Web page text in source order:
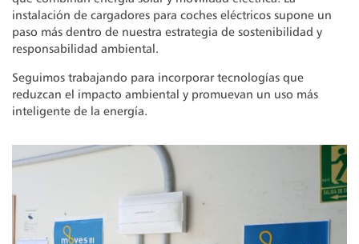
instalación de cargadores para coches eléctricos supone un
paso más dentro de nuestra estrategia de sostenibilidad y
responsabilidad ambiental.
Seguimos trabajando para incorporar tecnologías que
reduzcan el impacto ambiental y promuevan un uso más
inteligente de la energía.